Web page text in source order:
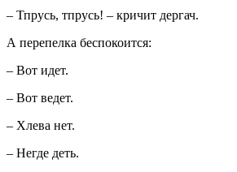
– Тпрусь, тпрусь! – кричит дергач.
А перепелка беспокоится:
– Вот идет.
– Вот ведет.
– Хлева нет.
– Негде деть.